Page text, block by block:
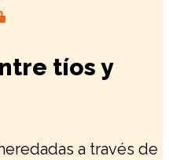
tíos y
a través de